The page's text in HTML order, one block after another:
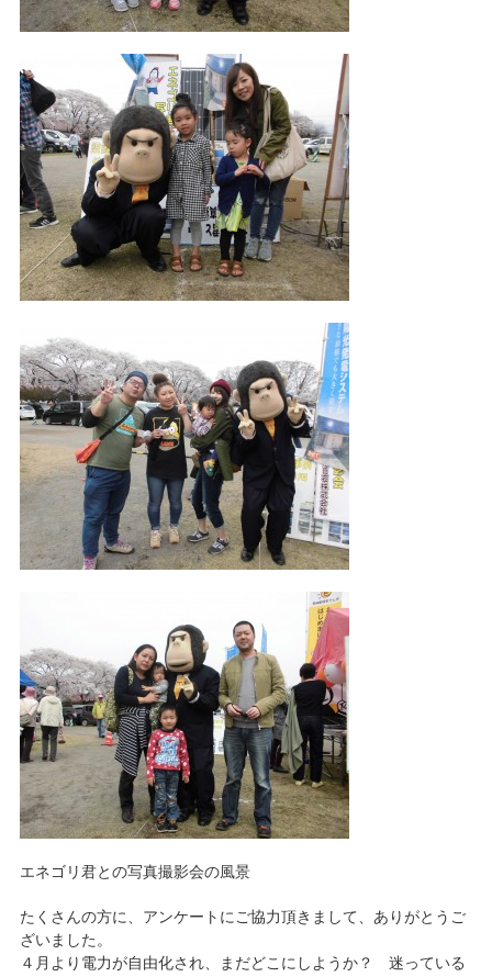
エネゴリ君との写真撮影会の風景
たくさんの方に、アンケートにご協力頂きまして、ありがとうご
ざいました。
４月より電力が自由化され、まだどこにしようか？ 迷っている